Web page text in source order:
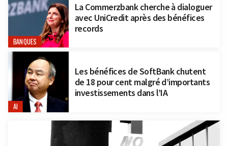
BANQUES
La Commerzbank cherche à dialoguer
avec UniCredit après des bénéfices
records
AI
Les bénéfices de SoftBank chutent
de 18 pour cent malgré d’importants
investissements dans l’IA